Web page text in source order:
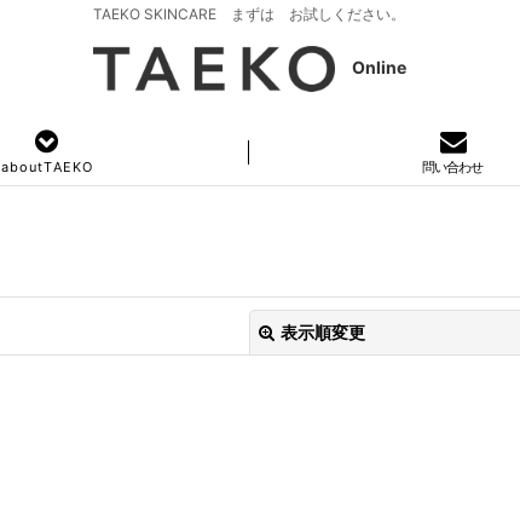
TAEKO SKINCARE まずは お試しください。
Online
a b o u t T A E K O 問い合わせ
表示順変更